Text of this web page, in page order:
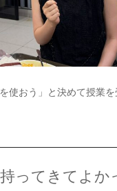
使おう」と決めて授業を
ってきてよか